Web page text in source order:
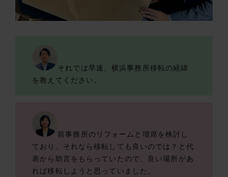
それでは早速、横浜事務所移転の経緯
を教えてください。
前事務所のリフォームと増席を検討し
ており、それなら移転しても良いのでは？と代
表から助言をもらっていたので、良い場所があ
れば移転しようと思っていました。